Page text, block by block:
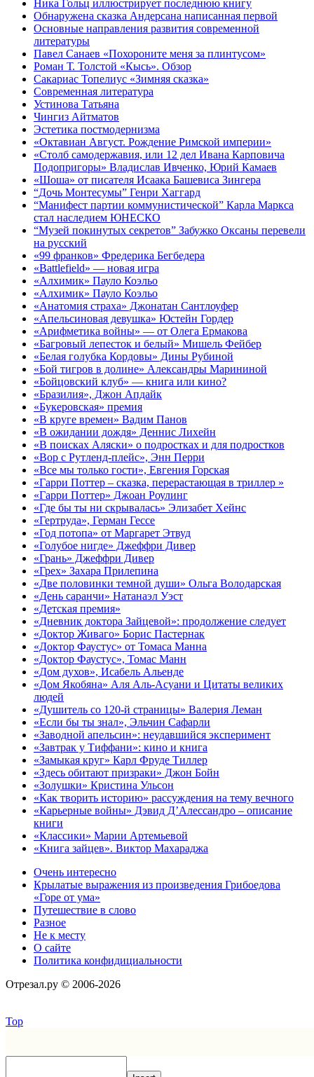
Ника Гольц иллюстрирует последнюю книгу
Обнаружена сказка Андерсана написанная первой
Основные направления развития современной
литературы
Павел Санаев «Похороните меня за плинтусом»
Роман Т. Толстой «Кысь». Обзор
Сакариас Топелиус «Зимняя сказка»
Современная литература
Устинова Татьяна
Чингиз Айтматов
Эстетика постмодернизма
«Октавиан Август. Рождение Римской империи»
«Столб самодержавия, или 12 дел Ивана Карповича
Подопригоры» Владислав Ивченко, Юрий Камаев
«Шоша» от писателя Исаака Башевиса Зингера
“Дочь Монтесумы” Генри Хаггард
“Манифест партии коммунистической” Карла Маркса
стал наследием ЮНЕСКО
“Музей покинутых секретов” Забужко Оксаны перевели
на русский
«99 франков» Фредерика Бегбедера
«Battlefield» — новая игра
«Алхимик» Пауло Коэльо
«Алхимик» Пауло Коэльо
«Анатомия страха» Джонатан Сантлоуфер
«Апельсиновая девушка» Юстейн Гордер
«Арифметика войны» — от Олега Ермакова
«Багровый лепесток и белый» Мишель Фейбер
«Белая голубка Кордовы» Дины Рубиной
«Бой тигров в долине» Александры Марининой
«Бойцовский клуб» — книга или кино?
«Бразилия», Джон Апдайк
«Букеровская» премия
«В круге времен» Вадим Панов
«В ожидании дождя» Деннис Лихейн
«В поисках Аляски» о подростках и для подростков
«Вор с Рутленд-плейс», Энн Перри
«Все мы только гости», Евгения Горская
«Гарри Поттер – сказка, перерастающая в триллер »
«Гарри Поттер» Джоан Роулинг
«Где бы ты ни скрывалась» Элизабет Хейнс
«Гертруда», Герман Гессе
«Год потопа» от Маргарет Этвуд
«Голубое нигде» Джеффри Дивер
«Грань» Джеффри Дивер
«Грех» Захара Прилепина
«Две половинки темной души» Ольга Володарская
«День саранчи» Натанаэл Уэст
«Детская премия»
«Дневник доктора Зайцевой»: продолжение следует
«Доктор Живаго» Борис Пастернак
«Доктор Фаустус» от Томаса Манна
«Доктор Фаустус», Томас Манн
«Дом духов», Исабель Альенде
«Дом Якобяна» Аля Аль-Асуани и Цитаты великих
людей
«Душитель со 120-й страницы» Валерия Леман
«Если бы ты знал», Эльчин Сафарли
«Заводной апельсин»: неудавшийся эксперимент
«Завтрак у Тиффани»: кино и книга
«Замыкая круг» Карл Фруде Тиллер
«Здесь обитают призраки» Джон Бойн
«Золушки» Кристина Ульсон
«Как творить историю» рассуждения на тему вечного
«Карьерные войны» Дэвид Д’Алессандро – описание
книги
«Классики» Марии Артемьевой
«Книга зайцев». Виктор Махараджа
Очень интересно
Крылатые выражения из произведения Грибоедова
«Горе от ума»
Путешествие в слово
Разное
Не к месту
О сайте
Политика конфидициальности
Отрезал.ру © 2006-2026
Top